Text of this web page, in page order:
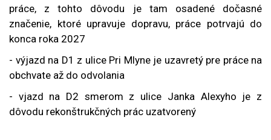
práce, z tohto dôvodu je tam osadené dočasné
značenie, ktoré upravuje dopravu, práce potrvajú do
konca roka 2027
- výjazd na D1 z ulice Pri Mlyne je uzavretý pre práce na
obchvate až do odvolania
- vjazd na D2 smerom z ulice Janka Alexyho je z
dôvodu rekonštrukčných prác uzatvorený